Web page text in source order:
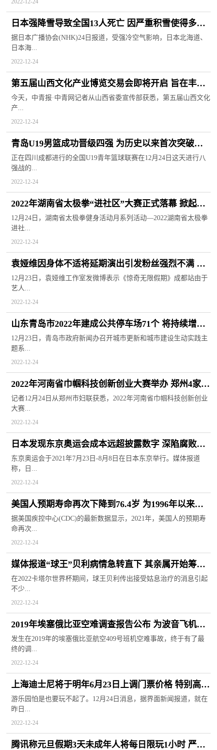
2022-12-24
日本强降雪导致全国13人死亡 因严重积雪使得多地
交通收到影响
据日本广播协会(NHK)24日报道，受强冷空气影响，日本北海道、
日本海...
2022-12-24
第五届山西文化产业博览交易会即将开启 旨在丰富
群众文化生活
今天，中青报·中青网记者从山西省委宣传部获悉，第五届山西文化
产...
2022-12-24
青岛U19男篮成功晋级四强 为历史以来首次突破青
年联赛八强大关
正在四川成都进行的全国U19青年篮球联赛在12月24日这天进行八
强战的...
2022-12-24
2022年湖南省太极拳“进社区”大赛正式落幕 掀起全
民健身新高潮
12月24日，湖南省太极拳健身活动月系列活动—2022湖南省太极拳
进社...
2022-12-24
袁娅维因身体不适将延期演出引发粉丝强烈不满 要
求报销其路费
12月23日，袁娅维工作室发微博表示《惊奇无限假期》成都站由于
艺人...
2022-12-24
山东青岛市2022年建成公共停车场71个 将持续增加
泊位供给
12月23日，青岛市政府新闻办召开城市更新和城市建设生动实践主
题系...
2022-12-24
2022年河南省巾帼科技创新创业大赛举办 郑州4家企
业摘得桂冠
记者12月24日从郑州市妇联获悉，2022年河南省巾帼科技创新创业
大赛...
2022-12-24
日本发现东京奥运会成本远超披露数字 深陷腐败与
暗箱操作等丑闻
东京奥运会于2021年7月23日-8月8日在日本东京举行。媒体报道
称，日...
2022-12-24
美国人预期寿命再次下降到76.4岁 为1996年以来最
低水平
据美国疾控中心(CDC)的最新数据显示，2021年，美国人的预期寿
命再次...
2022-12-24
媒体报道“球王”贝利病情急转直下 其亲属开始筹备
葬礼相关事宜
在2022卡塔尔世界杯期间，球王贝利传出接受姑息治疗的消息引起
不少...
2022-12-24
2019年埃塞俄比亚空难调查报告公布 为波音飞机系
统故障所导致悲剧
发生在2019年的埃塞俄比亚航空409号班机空难事故，终于有了最
终的调...
2022-12-24
上海迪士尼将于明年6月23日上调门票价格 特别高峰
日售价799元
游乐园怕是也要玩不起了。12月24日消息，据界面新闻报道，就在
昨日...
2022-12-24
腾讯称元旦假期3天未成年人将每日限玩1小时 严格